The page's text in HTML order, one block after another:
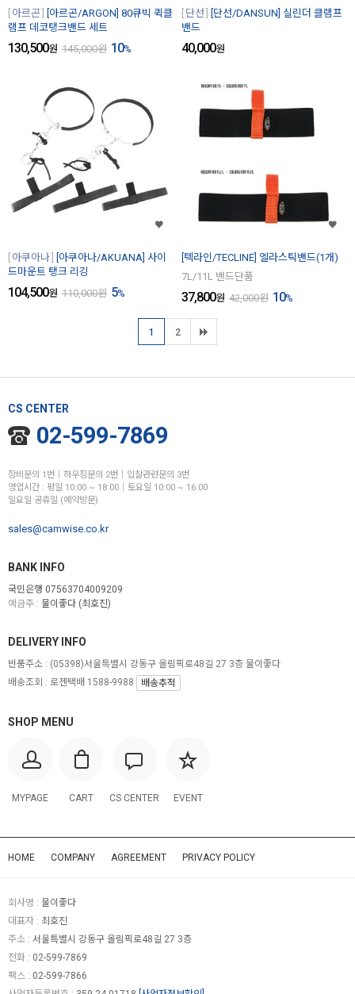
아르곤
[아르곤/ARGON] 80큐빅 퀵클
램프 데코탱크밴드 세트
130,500원 145,000원 10%
단선
[단선/DANSUN] 실린더 클램프
밴드
40,000원
아쿠아나
[아쿠아나/AKUANA] 사이
드마운트 탱크 리깅
104,500원 110,000원 5%
[텍라인/TECLINE] 엘라스틱밴드(1개)
7L/11L 밴드단품
37,800원 42,000원 10%
1 2
CS CENTER
02-599-7869
장비문의 1번│하우징문의 2번│입찰관련문의 3번
영업시간 : 평일 10:00 ~ 18:00│토요일 10:00 ~ 16:00
일요일 공휴일 (예약방문)
sales@camwise.co.kr
BANK INFO
국민은행 07563704009209
예금주 : 물이좋다 (최호진)
SHOP MENU
MYPAGE CART CS CENTER EVENT
DELIVERY INFO
반품주소 : (05398)서울특별시 강동구 올림픽로48길 27 3층 물이좋다
배송조회 : 로젠택배 1588-9988
배송추적
HOME COMPANY AGREEMENT PRIVACY POLICY
회사명 : 물이좋다
대표자 : 최호진
주소 : 서울특별시 강동구 올림픽로48길 27 3층
전화 : 02-599-7869
팩스 : 02-599-7866